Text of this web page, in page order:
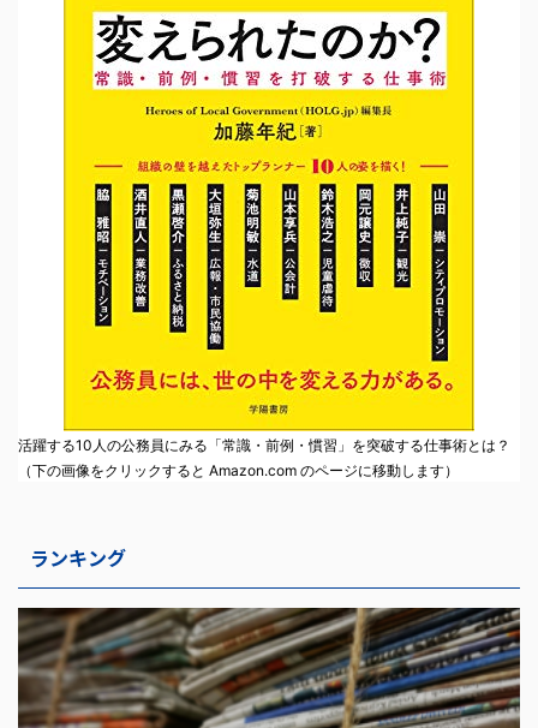
活躍する10人の公務員にみる「常識・前例・慣習」を突破する仕事術とは？
（下の画像をクリックすると Amazon.com のページに移動します）
ランキング